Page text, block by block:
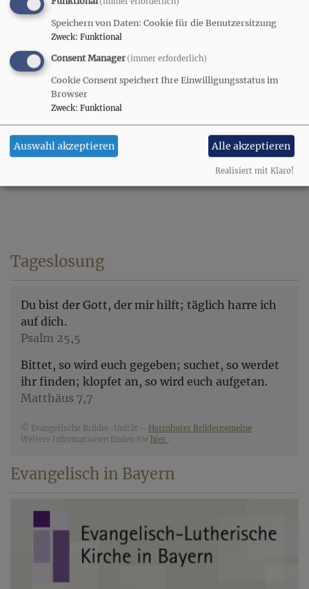
und Mädchen.
Nächster Weltgebetstag
Tageslosung
Du bist der Gott, der mir hilft; täglich harre ich
auf dich.
Psalm 25,5
Bittet, so wird euch gegeben; suchet, so werdet
ihr finden; klopfet an, so wird euch aufgetan.
Matthäus 7,7
© Evangelische Brüder-Unität – Herrnhuter Brüdergemeine
Weitere Informationen finden Sie hier .
Evangelisch in Bayern
Speichern von Daten: Cookie für die Benutzersitzung
Zweck: Funktional
Consent Manager(immer erforderlich)
Cookie Consent speichert Ihre Einwilligungsstatus im
Browser
Zweck: Funktional
Auswahl akzeptieren Alle akzeptieren
Realisiert mit Klaro!